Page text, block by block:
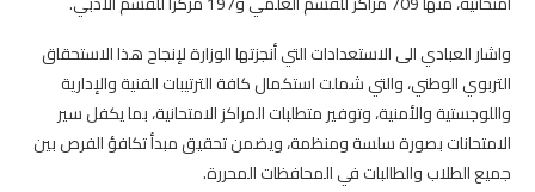
واشار العبادي الى الاستعدادات التي أنجزتها الوزارة لإنجاح هذا الاستحقاق
التربوي الوطني، والتي شملت استكمال كافة الترتيبات الفنية والإدارية
واللوجستية والأمنية، وتوفير متطلبات المراكز الامتحانية، بما يكفل سير
الامتحانات بصورة سلسة ومنظمة، ويضمن تحقيق مبدأ تكافؤ الفرص بين
جميع الطلاب والطالبات في المحافظات المحررة.